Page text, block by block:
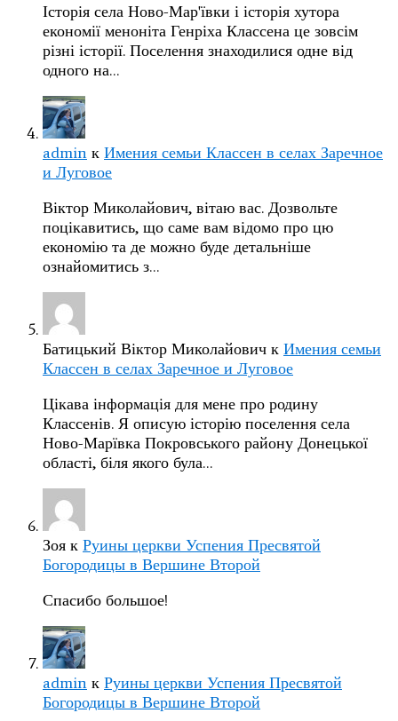
Історія села Ново-Мар'ївки і історія хутора
економії меноніта Генріха Классена це зовсім
різні історії. Поселення знаходилися одне від
одного на…
admin к Имения семьи Классен в селах Заречное
и Луговое
Віктор Миколайович, вітаю вас. Дозвольте
поцікавитись, що саме вам відомо про цю
економію та де можно буде детальніше
ознайомитись з…
Батицький Віктор Миколайович к Имения семьи
Классен в селах Заречное и Луговое
Цікава інформація для мене про родину
Классенів. Я описую історію поселення села
Ново-Марївка Покровського району Донецької
області, біля якого була…
Зоя к Руины церкви Успения Пресвятой
Богородицы в Вершине Второй
Спасибо большое!
admin к Руины церкви Успения Пресвятой
Богородицы в Вершине Второй